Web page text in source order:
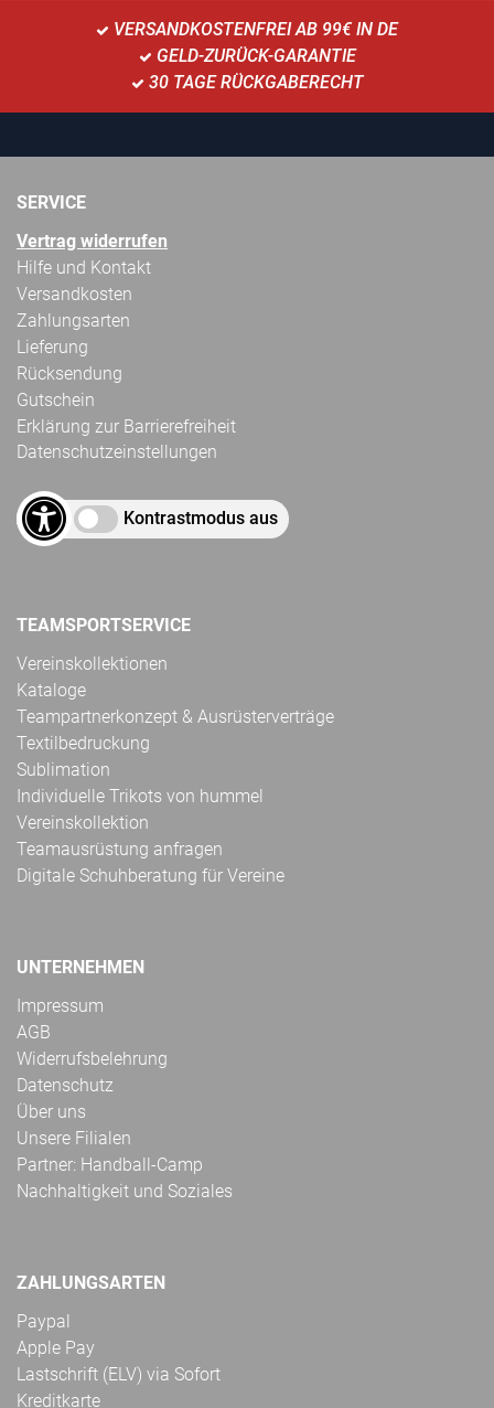
VERSANDKOSTENFREI AB 99€ IN DE
GELD-ZURÜCK-GARANTIE
30 TAGE RÜCKGABERECHT
SERVICE
Vertrag widerrufen
Hilfe und Kontakt
Versandkosten
Zahlungsarten
Lieferung
Rücksendung
Gutschein
Erklärung zur Barrierefreiheit
Datenschutzeinstellungen
Kontrastmodus aus
TEAMSPORTSERVICE
Vereinskollektionen
Kataloge
Teampartnerkonzept & Ausrüsterverträge
Textilbedruckung
Sublimation
Individuelle Trikots von hummel
Vereinskollektion
Teamausrüstung anfragen
Digitale Schuhberatung für Vereine
UNTERNEHMEN
Impressum
AGB
Widerrufsbelehrung
Datenschutz
Über uns
Unsere Filialen
Partner: Handball-Camp
Nachhaltigkeit und Soziales
ZAHLUNGSARTEN
Paypal
Apple Pay
Lastschrift (ELV) via Sofort
Kreditkarte